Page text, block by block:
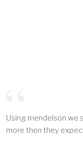
Using mendelson we
more then they